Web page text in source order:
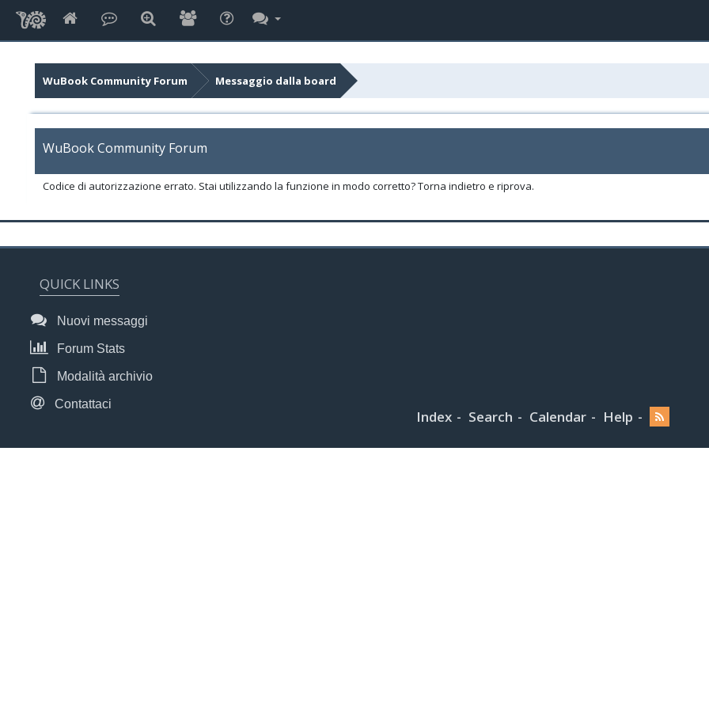
WuBook Community Forum Messaggio dalla board
WuBook Community Forum
Codice di autorizzazione errato. Stai utilizzando la funzione in modo corretto? Torna indietro e riprova.
QUICK LINKS
Nuovi messaggi
Forum Stats
Modalità archivio
Contattaci
Index Search Calendar Help